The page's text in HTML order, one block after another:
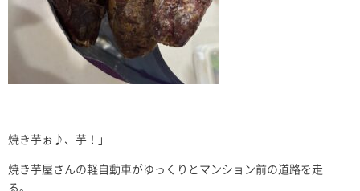
焼き芋ぉ♪、芋！」
焼き芋屋さんの軽自動車がゆっくりとマンション前の道路を走
る。